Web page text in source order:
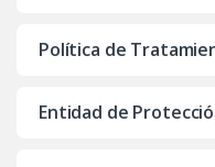
Política de
Entidad de